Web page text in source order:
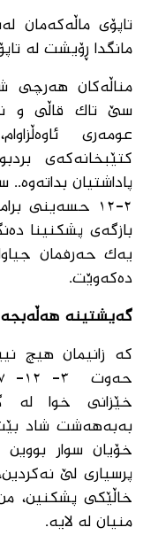
تاپۆی ماڵەکەمان
مانگدا ڕۆیشت لە
مناڵەکان ھەرچی
سێ تاک قاڵی و
عومەری
کتێبخانەکەی
پاداشتیان بداتەوە..
٢-١٢ حسەینی
بازگەی پشکنینا
یەک حەرفمان
دەکەوێت.
گەیشتینە هەڵەبجە
کە زانیمان ھیچ
خێزانی خوا لە
بەبە‌هەشت شاد
خۆیان سوار
پرسیاری لێ
خاڵێکی پشکنین،
منیان لە لایە.